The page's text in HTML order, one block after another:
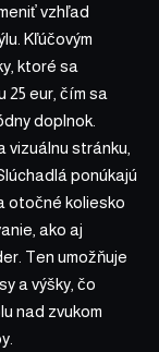
vzhľad
Kľúčovým
ktoré sa
eur, čím sa
doplnok.
vizuálnu stránku,
ponúkajú
otočné koliesko
ako aj
Ten umožňuje
a výšky, čo
nad zvukom